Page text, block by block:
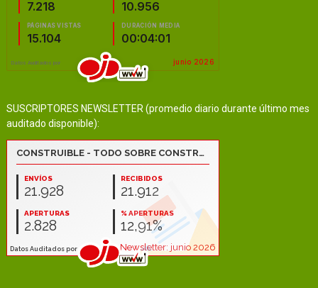
SUSCRIPTORES NEWSLETTER (promedio diario durante último mes
auditado disponible):